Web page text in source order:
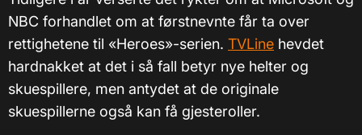
NBC forhandlet om at førstnevnte får ta over
rettighetene til «Heroes»-serien. TVLine hevdet
hardnakket at det i så fall betyr nye helter og
skuespillere, men antydet at de originale
skuespillerne også kan få gjesteroller.